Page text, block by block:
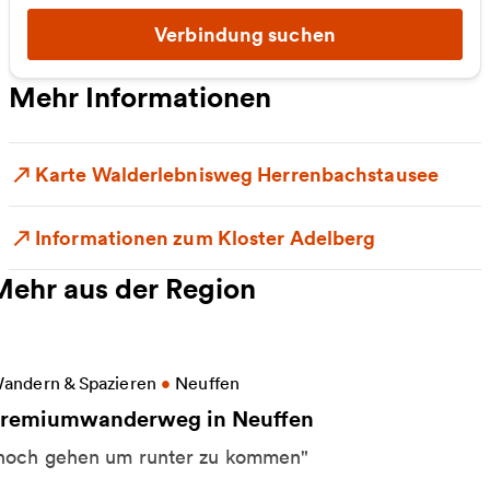
Verbindung suchen
Mehr Informationen
Karte Walderlebnisweg Herrenbachstausee
Informationen zum Kloster Adelberg
aus der Region
& Spazieren • Neuffen
in Neuffen
gehen um runter zu kommen"
Informationen zu Premiumwanderweg in